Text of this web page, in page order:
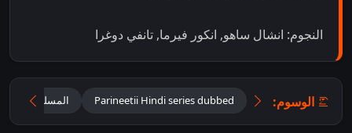
النجوم: انشال ساهو, انكور فيرما, تانفي دوغرا
الوسوم: Parineetii Hindi series dubbed المسلسل